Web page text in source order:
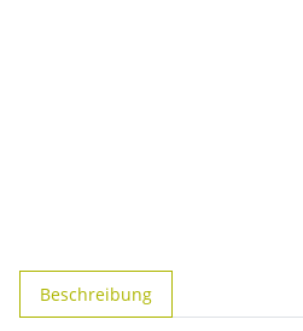
Beschreibung